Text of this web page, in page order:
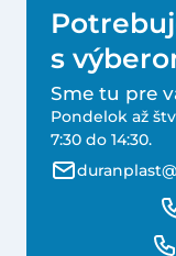
s
Sme tu pre
Pondelok až
7:30 do 14:30.